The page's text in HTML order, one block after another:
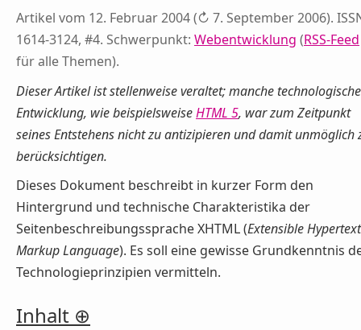
Artikel vom 12. Februar 2004 (↻ 7. September 2006).
1614-3124, #4. Schwerpunkt: Webentwicklung (RSS-Feed
für alle Themen).
Dieser Artikel ist stellenweise veraltet; manche technologische
Entwicklung, wie beispielsweiseHTML 5, war zum Zeitpunkt
seines Entstehens nicht zu antizipieren und damit unmöglich
berücksichtigen.
Dieses Dokument beschreibt in kurzer Form den
Hintergrund und technische Charakteristika der
Seitenbeschreibungssprache XHTML (Extensible Hypertext
Markup Language). Es soll eine gewisse Grundkenntnis
Technologieprinzipien vermitteln.
Inhalt